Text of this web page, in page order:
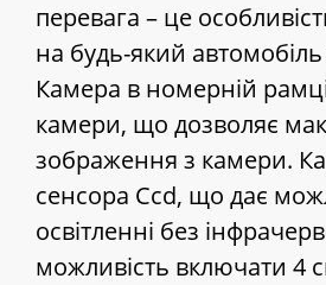
перевага – це
на будь-який
Камера в номерній
камери, що дозволяє
зображення з камери.
сенсора Ccd, що дає
освітленні без
можливість включати 4